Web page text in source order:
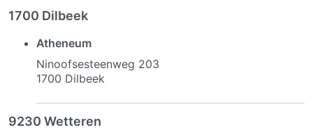
1700 Dilbeek
Atheneum
Ninoofsesteenweg 203
1700 Dilbeek
9230 Wetteren